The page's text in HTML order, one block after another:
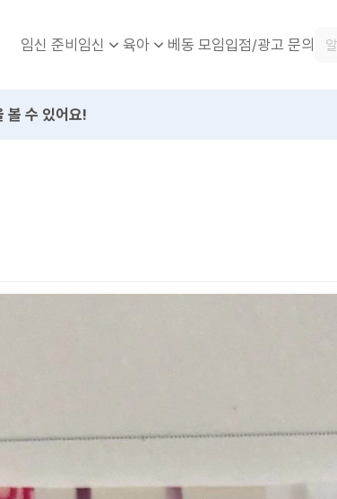
임신 준비임신 육아 베동 모임입점/광고 문의
볼 수 있어요!